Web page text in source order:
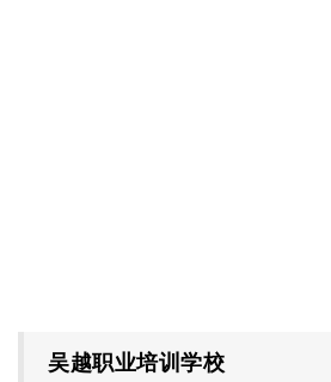
吴越职业培训学校